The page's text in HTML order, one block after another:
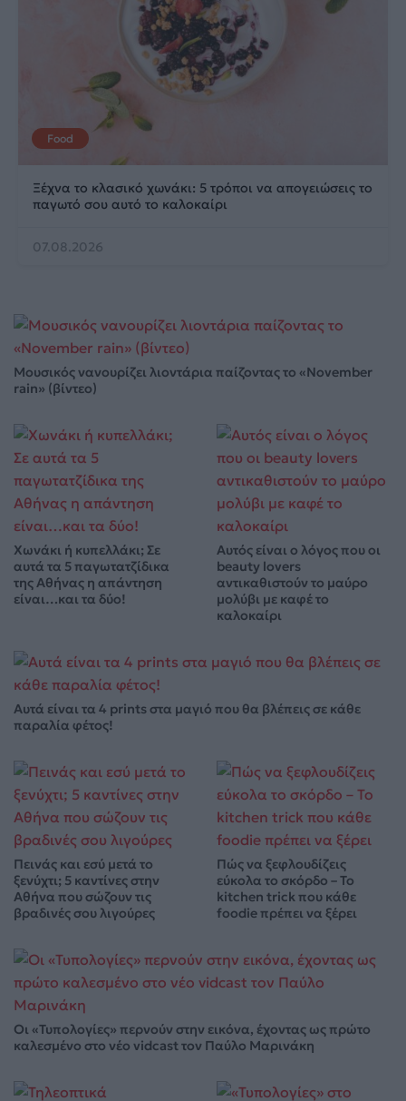
Food
Ξέχνα το κλασικό χωνάκι: 5 τρόποι να απογειώσεις το
παγωτό σου αυτό το καλοκαίρι
07.08.2026
Μουσικός νανουρίζει λιοντάρια παίζοντας το «November
rain» (βίντεο)
Χωνάκι ή κυπελλάκι; Σε
αυτά τα 5 παγωτατζίδικα
της Αθήνας η απάντηση
είναι…και τα δύο!
Αυτός είναι ο λόγος που οι
beauty lovers
αντικαθιστούν το μαύρο
μολύβι με καφέ το
καλοκαίρι
Αυτά είναι τα 4 prints στα μαγιό που θα βλέπεις σε κάθε
παραλία φέτος!
Πεινάς και εσύ μετά το
ξενύχτι; 5 καντίνες στην
Αθήνα που σώζουν τις
βραδινές σου λιγούρες
Πώς να ξεφλουδίζεις
εύκολα το σκόρδο – Το
kitchen trick που κάθε
foodie πρέπει να ξέρει
Οι «Τυπολογίες» περνούν στην εικόνα, έχοντας ως πρώτο
καλεσμένο στο νέο vidcast τον Παύλο Μαρινάκη